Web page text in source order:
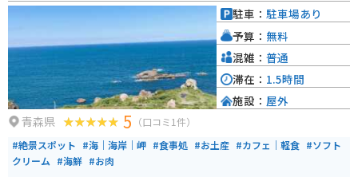
ーリングにも最適です。 ただし、紅葉シーズンなどは大変混雑するので、時
間に余裕を持って訪れることをおすすめします。
青森県 5 （口コミ1件）
#絶景スポット #海｜海岸｜岬 #食事処 #お土産 #カフェ｜軽食 #ソフト
クリーム #海鮮 #お肉
駐車： 駐車場あり
予算： 無料
混雑： 普通
滞在： 1.5時間
施設： 屋外